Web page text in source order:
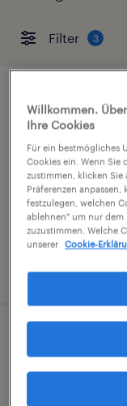
Filter 3
Support-
(m/w/d)
tirol, Tirol
€2,572 pro
Sicherheits-
Willkommen.
Ihre Cookies
Für ein bestmögliches
Cookies ein. Wenn Sie
zustimmen, klicken Sie
Präferenzen anpassen,
festzulegen, welchen
ablehnen" um nur dem
zuzustimmen. Welche
unserer
Cookie-